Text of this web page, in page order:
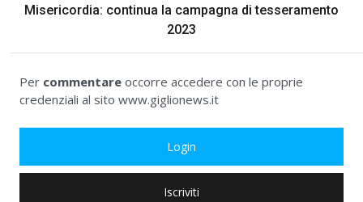
Misericordia: continua la campagna di tesseramento
2023
Per commentare occorre accedere con le proprie
credenziali al sito www.giglionews.it
Login
Iscriviti